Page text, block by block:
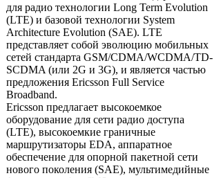
для радио технологии Long Term Evolution
(LTE) и базовой технологии System
Architecture Evolution (SAE). LTE
представляет собой эволюцию мобильных
сетей стандарта GSM/CDMA/WCDMA/TD-
SCDMA (или 2G и 3G), и является частью
предложения Ericsson Full Service
Broadband.
Ericsson предлагает высокоемкое
оборудование для сети радио доступа
(LTE), высокоемкие граничные
маршрутизаторы EDA, аппаратное
обеспечение для опорной пакетной сети
нового поколения (SAE), мультимедийные